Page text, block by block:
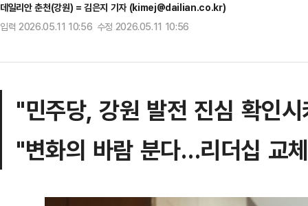
데일리안 춘천(강원) = 김은지 기자 (kimej@dailian.co.kr)
입력 2026.05.11 10:56 수정 2026.05.11 10:56
"민주당, 강원 발전 진심 확인
"변화의 바람 분다…리더십 교